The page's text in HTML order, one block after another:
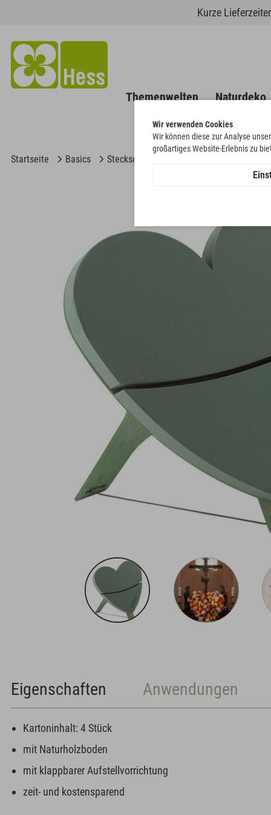
Kurze
Themenwelten Naturdeko
Startseite Basics Steckschaum
Eigenschaften Anwendungen
Kartoninhalt: 4 Stück
mit Naturholzboden
mit klappbarer Aufstellvorrichtung
zeit- und kostensparend
Wir verwenden Cookies
Wir können diese zur Analyse
großartiges Website-Erlebnis zu